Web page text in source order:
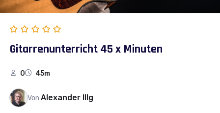
Gitarrenunterricht 45 x Minuten
0 45m
Von Alexander Illg